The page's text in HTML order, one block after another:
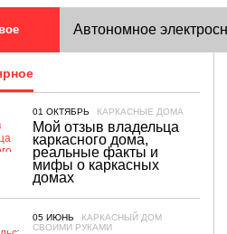
Автономное
Что учесть при
Каркасные дома:
Удаление железа из
Быстровозводимые
01 ОКТЯБРЬ КАРКАСНЫЕ ДОМА
Мой отзыв владельца
каркасного дома,
реальные факты и
мифы о каркасных
домах
05 ИЮНЬ
КАРКАСНЫЙ ДОМ
СВОИМИ РУКАМИ